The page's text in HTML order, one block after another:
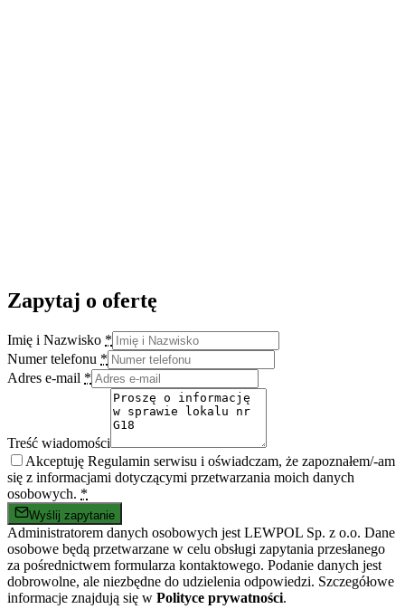
Zapytaj o ofertę
Imię i Nazwisko *
Numer telefonu *
Adres e-mail *
Treść wiadomości
Akceptuję Regulamin serwisu i oświadczam, że zapoznałem/-am
się z informacjami dotyczącymi przetwarzania moich danych
osobowych. *
Wyślij zapytanie
Administratorem danych osobowych jest LEWPOL Sp. z o.o. Dane
osobowe będą przetwarzane w celu obsługi zapytania przesłanego
za pośrednictwem formularza kontaktowego. Podanie danych jest
dobrowolne, ale niezbędne do udzielenia odpowiedzi. Szczegółowe
informacje znajdują się w Polityce prywatności.